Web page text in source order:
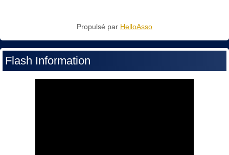
Propulsé par HelloAsso
Flash Information